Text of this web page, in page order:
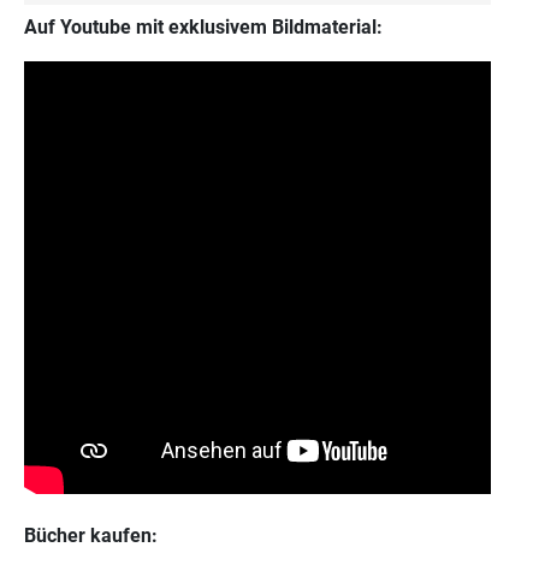
Auf Youtube mit exklusivem Bildmaterial:
Bücher kaufen: